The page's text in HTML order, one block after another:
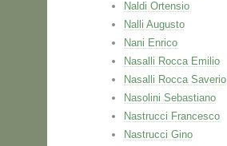
Naldi Ortensio
Nalli Augusto
Nani Enrico
Nasalli Rocca Emilio
Nasalli Rocca Saverio
Nasolini Sebastiano
Nastrucci Francesco
Nastrucci Gino